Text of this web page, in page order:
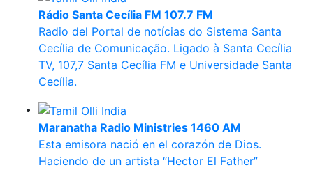
Rádio Santa Cecília FM 107.7 FM
Radio del Portal de notícias do Sistema Santa
Cecília de Comunicação. Ligado à Santa Cecília
TV, 107,7 Santa Cecília FM e Universidade Santa
Cecília.
Maranatha Radio Ministries 1460 AM
Esta emisora nació en el corazón de Dios.
Haciendo de un artista “Hector El Father”